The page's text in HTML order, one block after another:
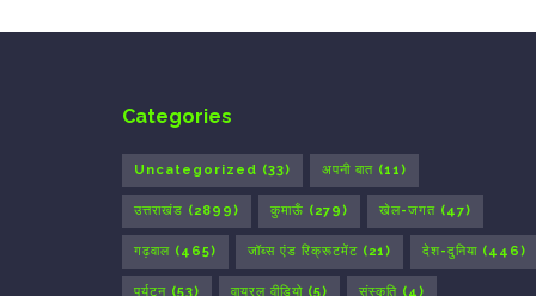
Categories
Uncategorized (33) अपनी बात (11)
उत्तराखंड (2899) कुमाऊँ (279) खेल-जगत (47)
गढ़वाल (465) जॉब्स एंड रिक्रूटमेंट (21) देश-दुनिया (446)
पर्यटन (53) वायरल वीडियो (5) संस्कृति (4)